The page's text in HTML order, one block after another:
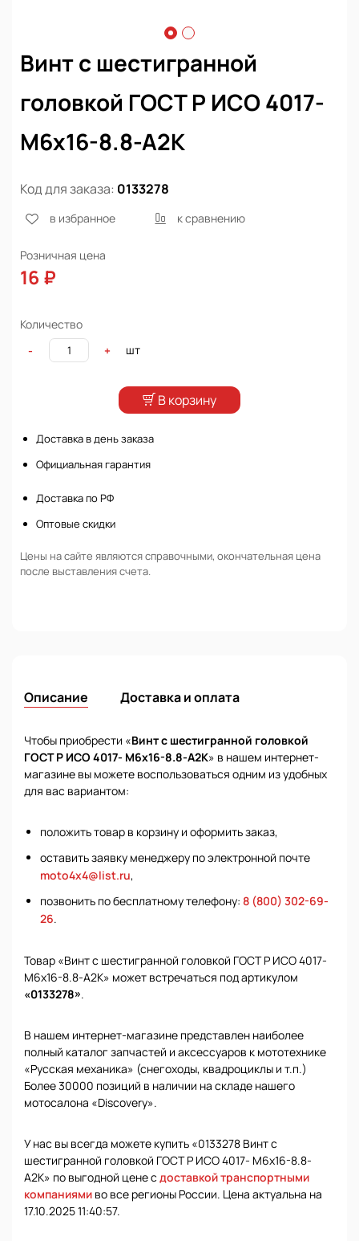
Винт с шестигранной
головкой ГОСТ Р ИСО 4017-
М6х16-8.8-А2К
Код для заказа: 0133278
в избранное к сравнению
Розничная цена
16 ₽
Количество
-
+ шт
В корзину
Доставка в день заказа
Официальная гарантия
Доставка по РФ
Оптовые скидки
Цены на сайте являются справочными, окончательная цена
после выставления счета.
Описание Доставка и оплата
Чтобы приобрести «Винт с шестигранной головкой
ГОСТ Р ИСО 4017- М6х16-8.8-А2К» в нашем интернет-
магазине вы можете воспользоваться одним из удобных
для вас вариантом:
положить товар в корзину и оформить заказ,
оставить заявку менеджеру по электронной почте
moto4x4@list.ru,
позвонить по бесплатному телефону: 8 (800) 302-69-
26.
Товар «Винт с шестигранной головкой ГОСТ Р ИСО 4017-
М6х16-8.8-А2К» может встречаться под артикулом
«0133278».
В нашем интернет-магазине представлен наиболее
полный каталог запчастей и аксессуаров к мототехнике
«Русская механика» (снегоходы, квадроциклы и т.п.)
Более 30000 позиций в наличии на складе нашего
мотосалона «Discovery».
У нас вы всегда можете купить «0133278 Винт с
шестигранной головкой ГОСТ Р ИСО 4017- М6х16-8.8-
А2К» по выгодной цене с доставкой транспортными
компаниями во все регионы России. Цена актуальна на
17.10.2025 11:40:57.